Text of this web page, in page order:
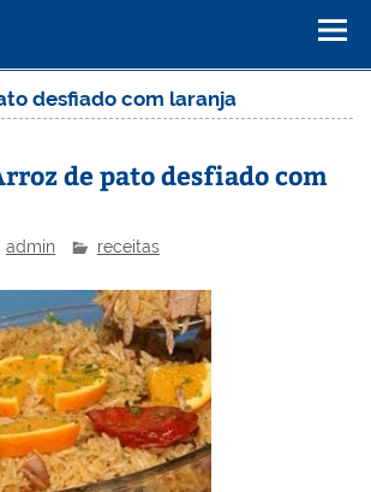
desfiado com laranja
de pato desfiado com
admin receitas